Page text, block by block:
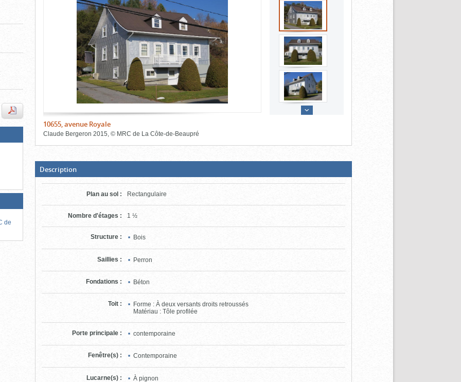
de
contenu)
le
contenu)
l'onglet
10655, avenue Royale
Claude Bergeron 2015 © MRC de La Côte-de-Beaupré
bloc
d'onglets
Description(Boite
ouverte,
cliquer
pour
fermer)
Plan au sol : Rectangulaire
Nombre d'étages : 1 ½
Structure : Bois
Saillies : Perron
Fondations : Béton
Toit :
Forme : À deux versants droits retroussés
Matériau : Tôle profilée
Porte principale : contemporaine
Fenêtre(s) : Contemporaine
Lucarne(s) : À pignon